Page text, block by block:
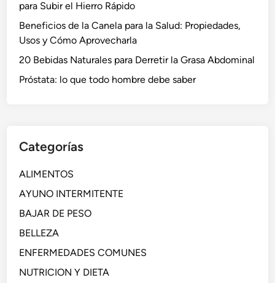
para Subir el Hierro Rápido
Beneficios de la Canela para la Salud: Propiedades,
Usos y Cómo Aprovecharla
20 Bebidas Naturales para Derretir la Grasa Abdominal
Próstata: lo que todo hombre debe saber
Categorías
ALIMENTOS
AYUNO INTERMITENTE
BAJAR DE PESO
BELLEZA
ENFERMEDADES COMUNES
NUTRICION Y DIETA